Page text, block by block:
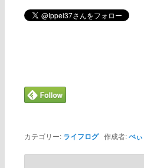
カテゴリー: ライフログ作成者:ぺぃ